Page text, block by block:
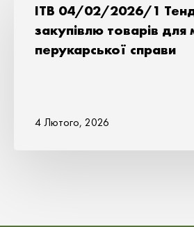
ITB 04/02/2026/1
закупівлю товарів для
перукарської справи
4 Лютого, 2026